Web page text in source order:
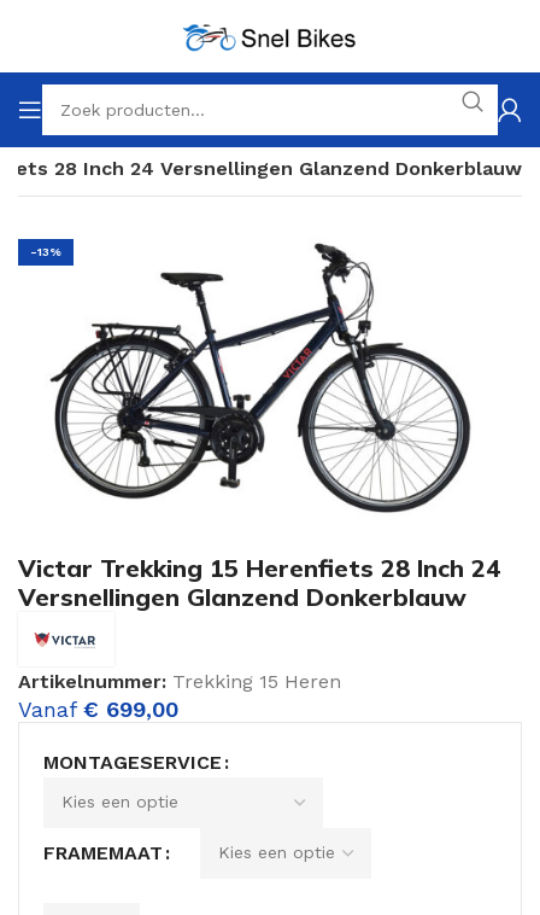
28 Inch 24 Versnellingen Glanzend Donkerblauw
-13%
Victar Trekking 15 Herenfiets 28 Inch 24
Versnellingen Glanzend Donkerblauw
Artikelnummer: Trekking 15 Heren
Vanaf € 699,00
MONTAGESERVICE
FRAMEMAAT